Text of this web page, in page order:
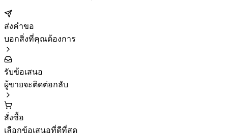
ส่งคำขอ
บอกสิ่งที่คุณต้องการ
รับข้อเสนอ
ผู้ขายจะติดต่อกลับ
สั่งซื้อ
เลือกข้อเสนอที่ดีที่สุด